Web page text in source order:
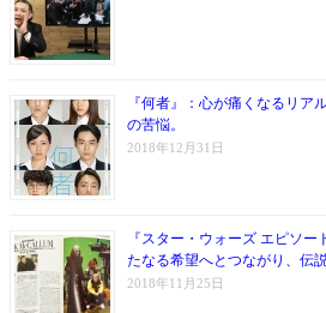
『何者』：心が痛くなるリア
の苦悩。
2018年12月31日
『スター・ウォーズ エピソ
たなる希望へとつながり、伝
2018年11月25日